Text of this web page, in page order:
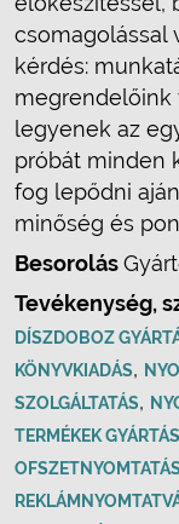
csomagolással
kérdés:
legyenek az
próbát minden
fog lepődni
minőség és
Besorolás
Tevékenység,
DÍSZDOBOZ
KÖNYVKIADÁS,
SZOLGÁLTATÁS,
TERMÉKEK
OFSZETNYOMTATÁS